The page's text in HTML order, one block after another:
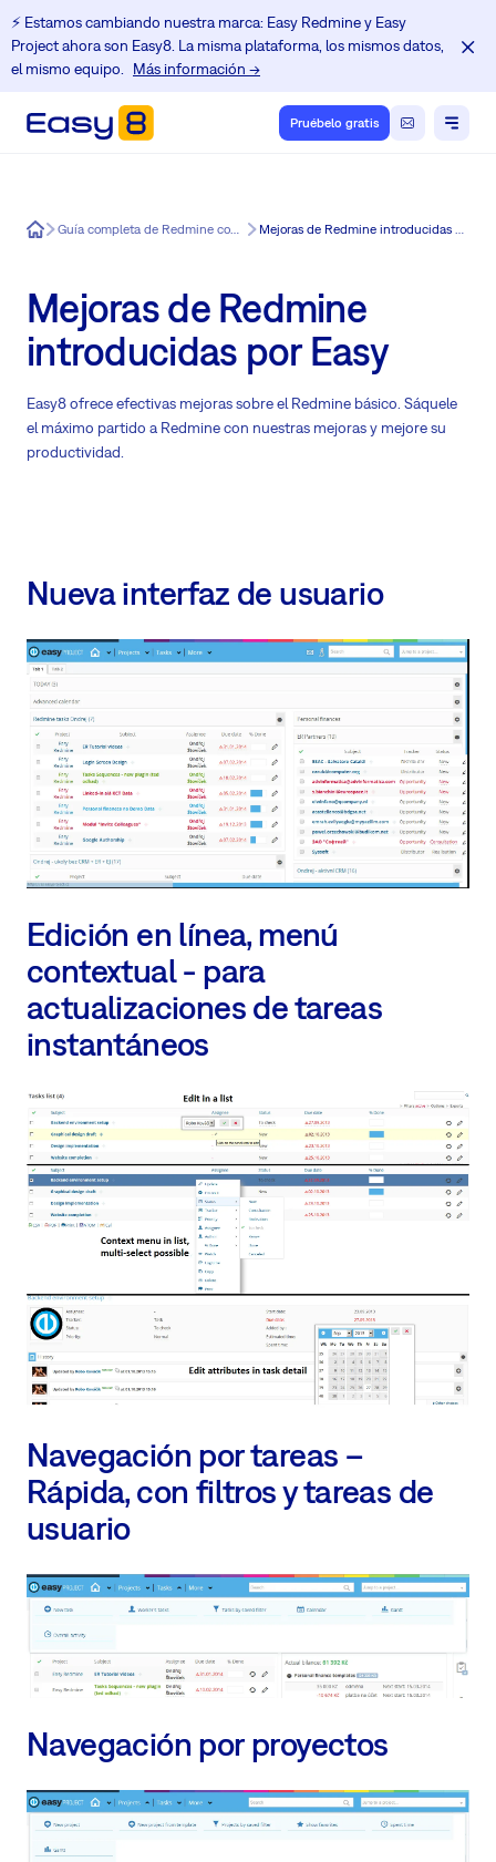
⚡️ Estamos cambiando nuestra marca: Easy Redmine y Easy
Project ahora son Easy8. La misma plataforma, los mismos datos,
el mismo equipo.
Más información →
Pruébelo gratis
Easy8 Guía completa de Redmine con Easy8 Mejoras de Redmine introducidas por Easy
Mejoras de Redmine
introducidas por Easy
Easy8 ofrece efectivas mejoras sobre el Redmine básico. Sáquele
el máximo partido a Redmine con nuestras mejoras y mejore su
productividad.
Nueva interfaz de usuario
Edición en línea, menú
contextual - para
actualizaciones de tareas
instantáneos
Navegación por tareas –
Rápida, con filtros y tareas de
usuario
Navegación por proyectos